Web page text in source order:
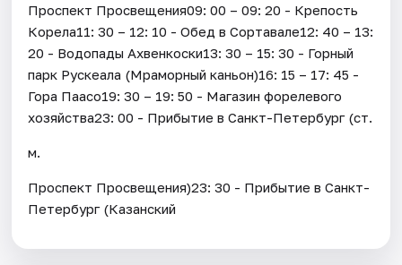
Проспект Просвещения09: 00 – 09: 20 - Крепость
Корела11: 30 – 12: 10 - Обед в Сортавале12: 40 – 13:
20 - Водопады Ахвенкоски13: 30 – 15: 30 - Горный
парк Рускеала (Мраморный каньон)16: 15 – 17: 45 -
Гора Паасо19: 30 – 19: 50 - Магазин форелевого
хозяйства23: 00 - Прибытие в Санкт-Петербург (ст.
м.
Проспект Просвещения)23: 30 - Прибытие в Санкт-
Петербург (Казанский